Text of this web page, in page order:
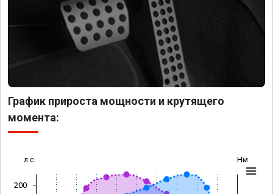
График прироста мощности и крутящего
момента:
л.с. Нм
200